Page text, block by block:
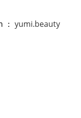
yumi.beauty